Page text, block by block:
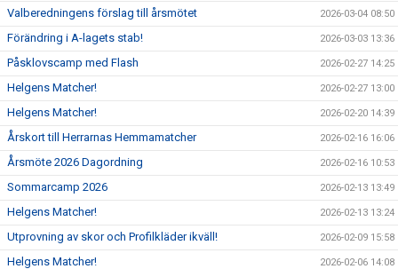
Valberedningens förslag till årsmötet 2026-03-04 08:50
Förändring i A-lagets stab! 2026-03-03 13:36
Påsklovscamp med Flash 2026-02-27 14:25
Helgens Matcher! 2026-02-27 13:00
Helgens Matcher! 2026-02-20 14:39
Årskort till Herrarnas Hemmamatcher 2026-02-16 16:06
Årsmöte 2026 Dagordning 2026-02-16 10:53
Sommarcamp 2026 2026-02-13 13:49
Helgens Matcher! 2026-02-13 13:24
Utprovning av skor och Profilkläder ikväll! 2026-02-09 15:58
Helgens Matcher! 2026-02-06 14:08